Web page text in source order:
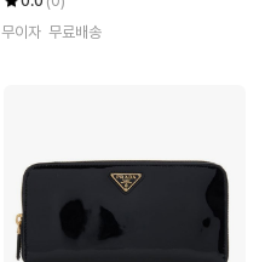
무이자 무료배송